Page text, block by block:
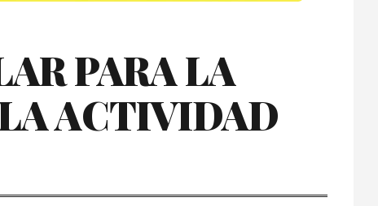
PARA LA
ACTIVIDAD